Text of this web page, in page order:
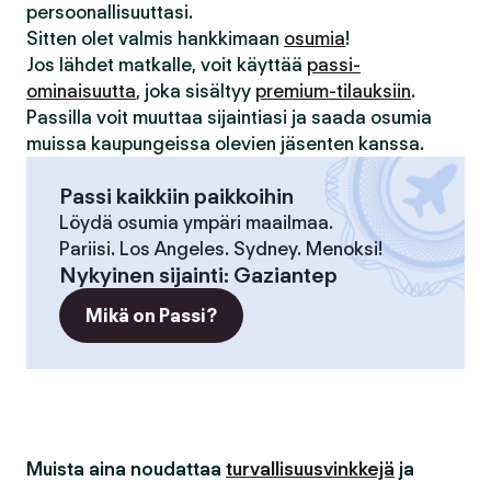
persoonallisuuttasi.
Sitten olet valmis hankkimaan osumia!
Jos lähdet matkalle, voit käyttää passi-
ominaisuutta, joka sisältyy premium-tilauksiin.
Passilla voit muuttaa sijaintiasi ja saada osumia
muissa kaupungeissa olevien jäsenten kanssa.
Passi kaikkiin paikkoihin
Löydä osumia ympäri maailmaa.
Pariisi. Los Angeles. Sydney. Menoksi!
Nykyinen sijainti: Gaziantep
Mikä on Passi?
Muista aina noudattaa turvallisuusvinkkejä ja